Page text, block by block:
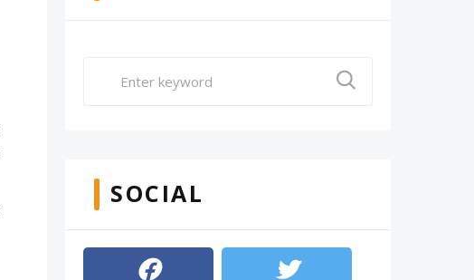
SOCIAL